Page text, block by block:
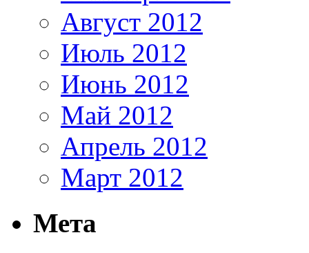
Август 2012
Июль 2012
Июнь 2012
Май 2012
Апрель 2012
Март 2012
Мета